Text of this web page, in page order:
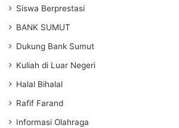
Siswa Berprestasi
BANK SUMUT
Dukung Bank Sumut
Kuliah di Luar Negeri
Halal Bihalal
Rafif Farand
Informasi Olahraga